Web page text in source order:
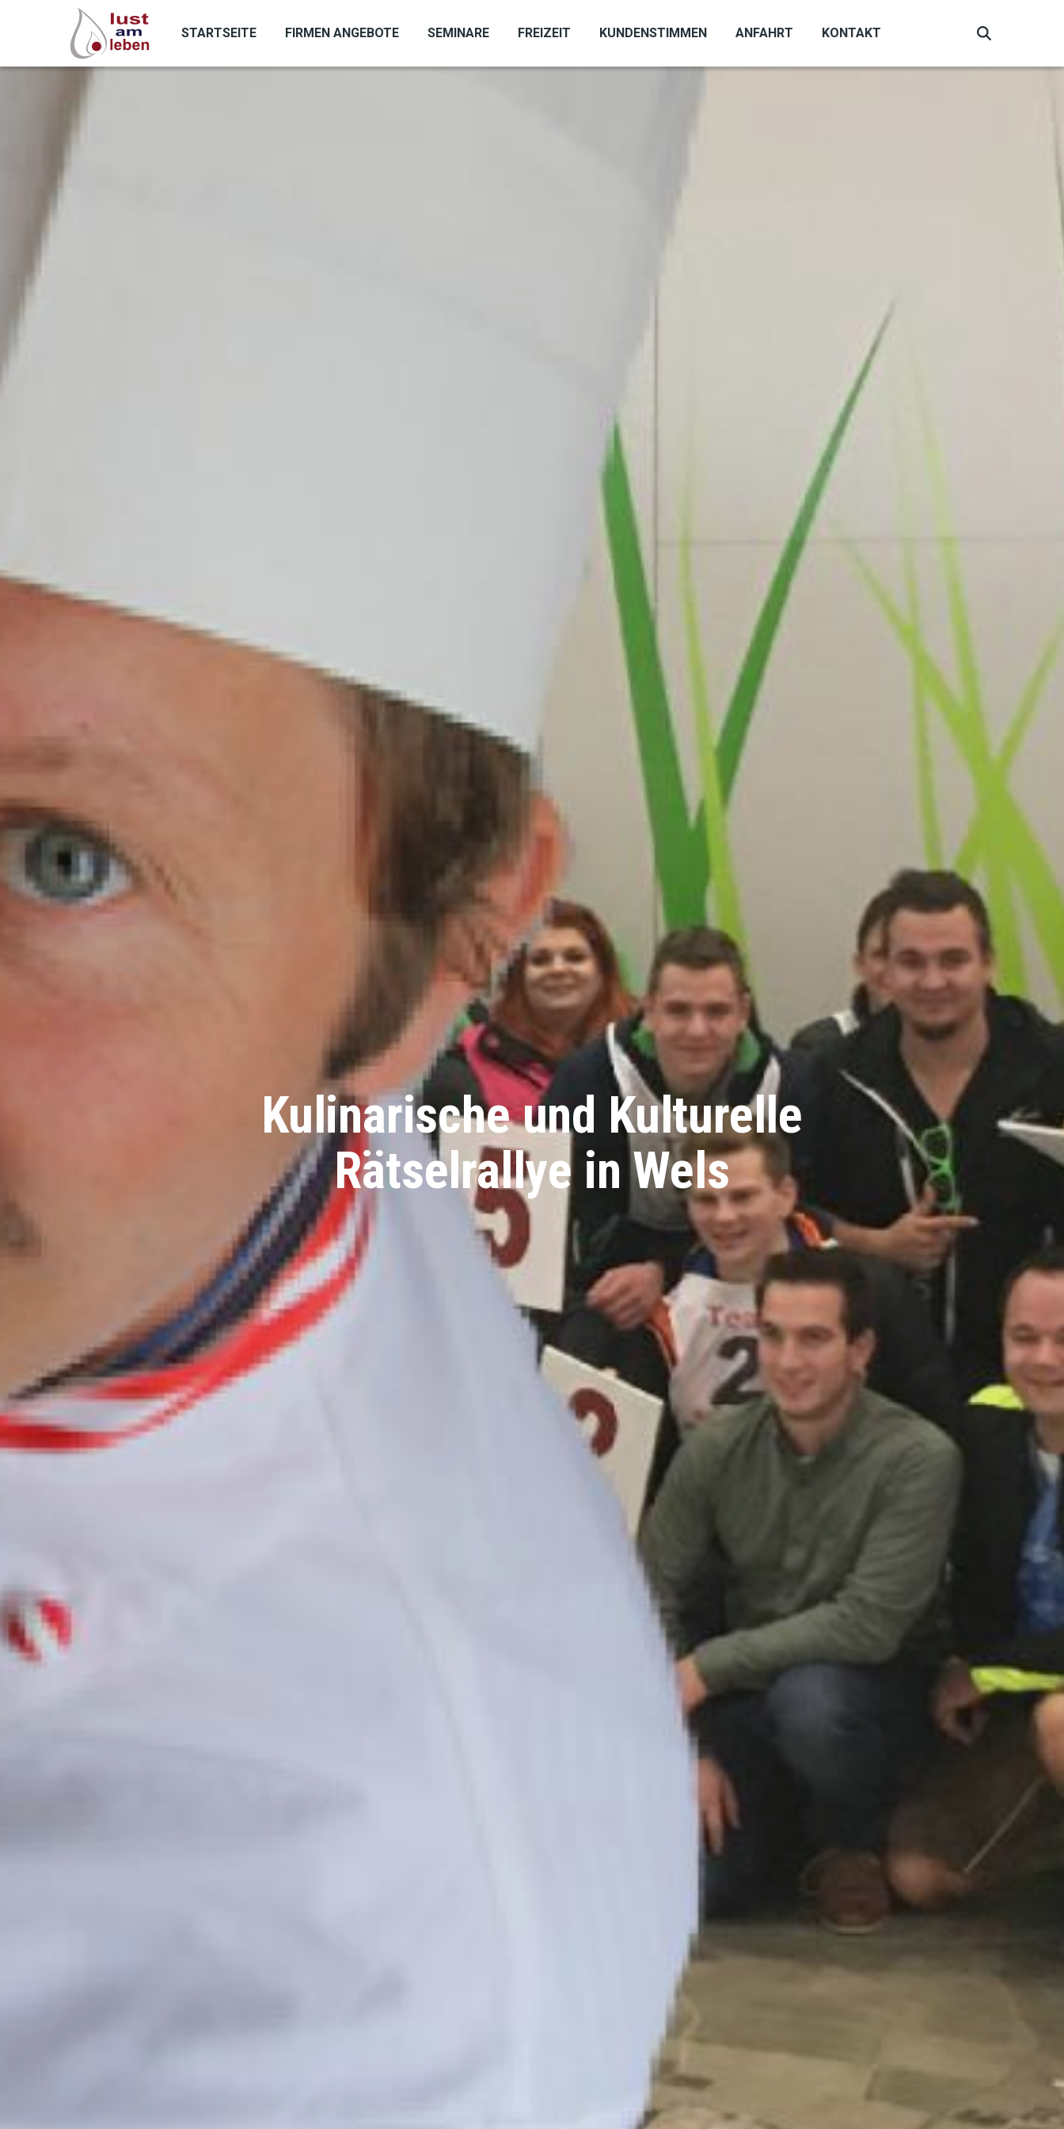
STARTSEITE FIRMEN ANGEBOTE SEMINARE FREIZEIT KUNDENSTIMMEN ANFAHRT KONTAKT
Kulinarische und Kulturelle
Rätselrallye in Wels